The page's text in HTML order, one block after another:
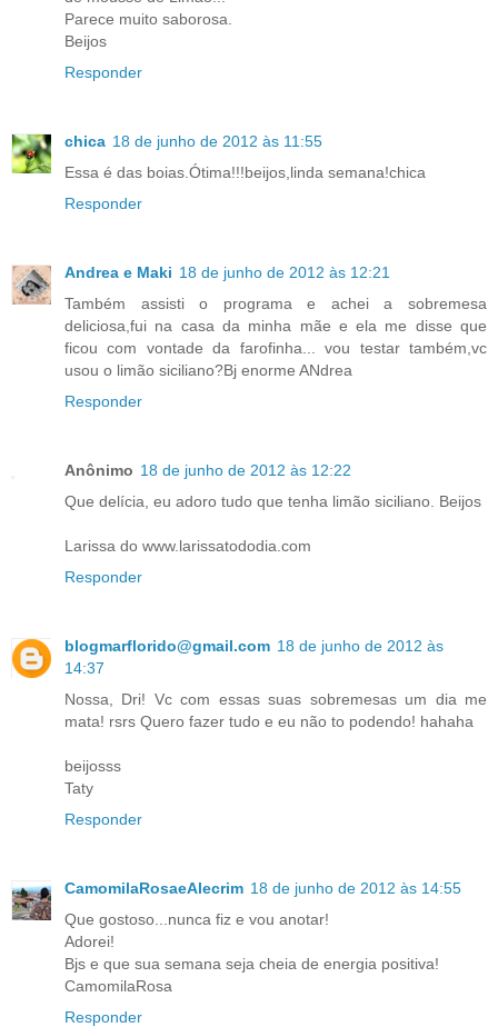
Parece muito saborosa.
Beijos
Responder
chica 18 de junho de 2012 às 11:55
Essa é das boias.Ótima!!!beijos,linda semana!chica
Responder
Andrea e Maki 18 de junho de 2012 às 12:21
Também assisti o programa e achei a sobremesa
deliciosa,fui na casa da minha mãe e ela me disse que
ficou com vontade da farofinha... vou testar também,vc
usou o limão siciliano?Bj enorme ANdrea
Responder
Anônimo 18 de junho de 2012 às 12:22
Que delícia, eu adoro tudo que tenha limão siciliano. Beijos
Larissa do www.larissatododia.com
Responder
blogmarflorido@gmail.com 18 de junho de 2012 às
14:37
Nossa, Dri! Vc com essas suas sobremesas um dia me
mata! rsrs Quero fazer tudo e eu não to podendo! hahaha
beijosss
Taty
Responder
CamomilaRosaeAlecrim 18 de junho de 2012 às 14:55
Que gostoso...nunca fiz e vou anotar!
Adorei!
Bjs e que sua semana seja cheia de energia positiva!
CamomilaRosa
Responder